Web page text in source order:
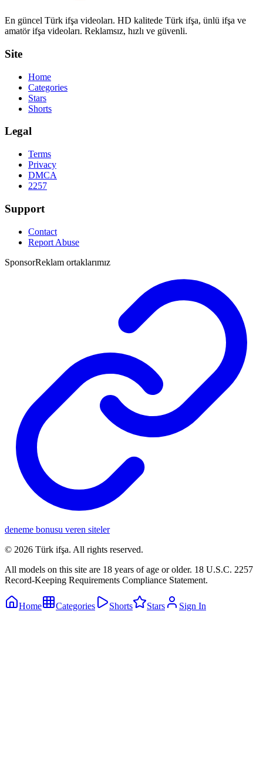
En güncel Türk ifşa videoları. HD kalitede Türk ifşa, ünlü ifşa ve
amatör ifşa videoları. Reklamsız, hızlı ve güvenli.
Site
Home
Categories
Stars
Shorts
Legal
Terms
Privacy
DMCA
2257
Support
Contact
Report Abuse
SponsorReklam ortaklarımız
deneme bonusu veren siteler
© 2026 Türk ifşa. All rights reserved.
All models on this site are 18 years of age or older. 18 U.S.C. 2257
Record-Keeping Requirements Compliance Statement.
Home Categories Shorts Stars Sign In